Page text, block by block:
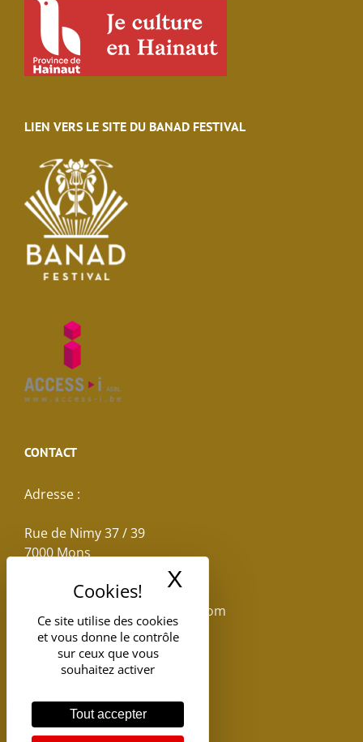
Ce site utilise des cookies
et vous donne le contrôle
sur ceux que vous
souhaitez activer
Tout accepter
X
LIEN VERS LE SITE DU BANAD FESTIVAL
CONTACT
Adresse :
Rue de Nimy 37 / 39
7000 Mons
reservations.losseau@gmail.com
Tel: +32(0)65.398.880